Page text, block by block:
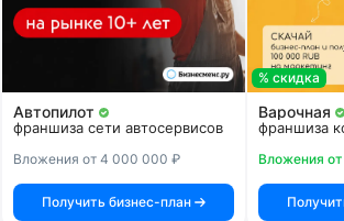
Автопилот
франшиза сети автосервисов
Вложения от 4 000 000 ₽
Получить бизнес-план
% скидка
Варочная
франшиза
Вложения